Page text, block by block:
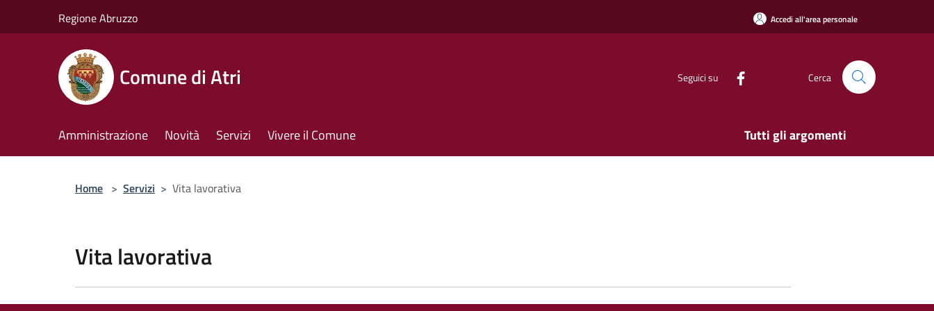
Regione Abruzzo Accedi all'area personale
Comune di Atri Seguici su Cerca
Amministrazione Novità Servizi Vivere il Comune Tutti gli argomenti
Home > Servizi > Vita lavorativa
Vita lavorativa